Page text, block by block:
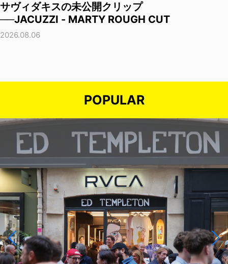
サヴィダキスの未公開クリップ
──JACUZZI - MARTY ROUGH CUT
2026.08.06
POPULAR